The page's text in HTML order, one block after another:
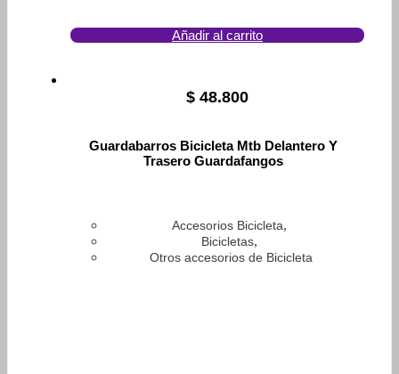
Añadir al carrito
$ 48.800
Guardabarros Bicicleta Mtb Delantero Y
Trasero Guardafangos
Accesorios Bicicleta,
Bicicletas,
Otros accesorios de Bicicleta